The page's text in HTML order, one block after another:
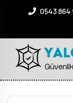
0543 864